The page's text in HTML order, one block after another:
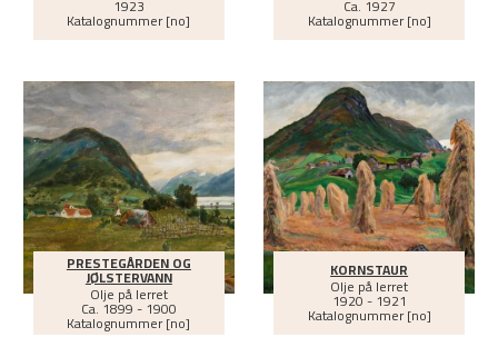
1923
Katalognummer [no]
Ca. 1927
Katalognummer [no]
PRESTEGÅRDEN OG
JØLSTERVANN
Olje på lerret
Ca.1899 - 1900
Katalognummer [no]
KORNSTAUR
Olje på lerret
1920 - 1921
Katalognummer [no]